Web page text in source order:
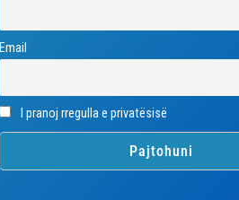
Email
I pranoj rregulla e privatësisë